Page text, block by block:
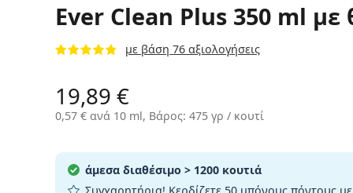
Ever Clean Plus 350 ml με
με βάση 76 αξιολογήσεις
19,89 €
0,57 €ανά 10 ml, Βάρος: 475 γρ / κουτί
άμεσα διαθέσιμο > 1200 κουτιά